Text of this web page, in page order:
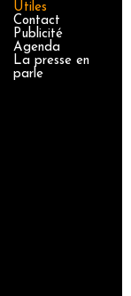
Utiles
Contact
Publicité
Agenda
La presse en
parle